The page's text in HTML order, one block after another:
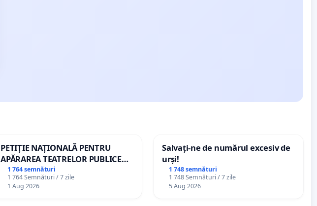
PETIȚIE NAȚIONALĂ PENTRU
APĂRAREA TEATRELOR PUBLICE
DE REPERTORIU DIN ROMÂNIA
1 764 semnături
1 764 Semnături / 7 zile
1 Aug 2026
Salvați-ne de numărul excesiv de
urși!
1 748 semnături
1 748 Semnături / 7 zile
5 Aug 2026